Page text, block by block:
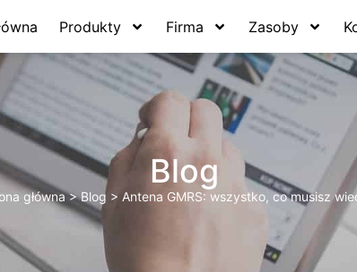
Produkty Firma Zasoby
Blog
główna>Blog > Antena GMRS: wszystko, co musisz